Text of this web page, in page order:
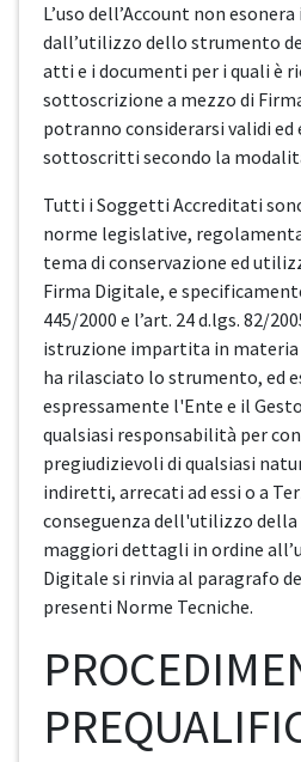
L’uso dell’Account non
dall’utilizzo dello strumento
atti e i documenti per i quali è
sottoscrizione a mezzo di
potranno considerarsi validi ed
sottoscritti secondo la
Tutti i Soggetti Accreditati
norme legislative,
tema di conservazione ed
Firma Digitale, e
445/2000 e l’art. 24 d.lgs. 82/
istruzione impartita in
ha rilasciato lo strumento, ed
espressamente l'Ente e il
qualsiasi responsabilità per
pregiudizievoli di qualsiasi
indiretti, arrecati ad essi o a
conseguenza dell'utilizzo
maggiori dettagli in ordine
Digitale si rinvia al paragrafo
presenti Norme Tecniche.